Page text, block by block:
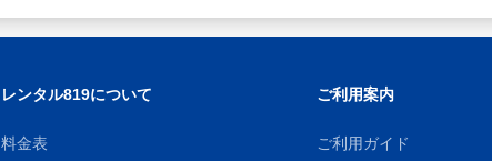
レンタル819について
料金表
ご利用案内
ご利用ガイド